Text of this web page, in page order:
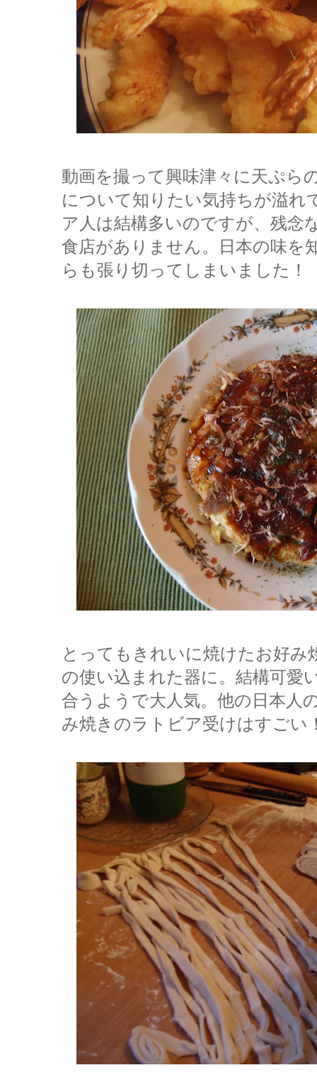
動画を撮って興味津々に天ぷら
について知りたい気持ちが溢れ
ア人は結構多いのですが、残念
食店がありません。日本の味を
らも張り切ってしまいました！
とってもきれいに焼けたお好み
の使い込まれた器に。結構可愛
合うようで大人気。他の日本人
み焼きのラトビア受けはすごい